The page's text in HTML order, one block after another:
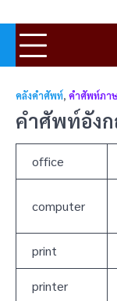
คลังคำศัพท์, คำศัพท์ภา
คำศัพท์อัง
office
computer
print
printer